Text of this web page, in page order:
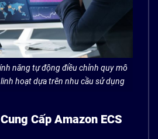
năng tự động điều chỉnh quy mô
hoạt dựa trên nhu cầu sử dụng
Cấp Amazon ECS